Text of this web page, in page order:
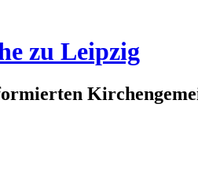
zu Leipzig